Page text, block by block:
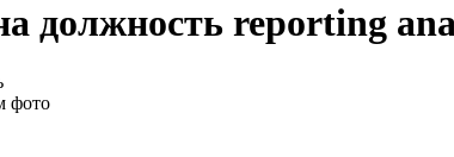
должность reporting
фото